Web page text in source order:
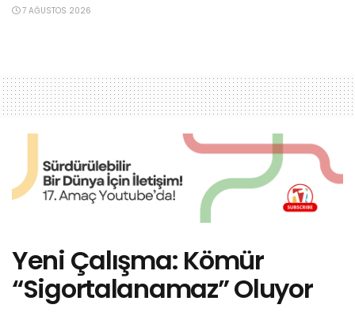
7 AĞUSTOS 2026
Yeni Çalışma: Kömür
“Sigortalanamaz” Oluyor